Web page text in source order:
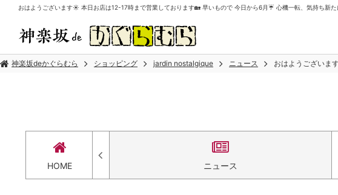
おはようございます☀️ 本日お店は12-17時まで営業しております🏡 早いもので 今日から6月☔️ 心機一転、気持ち新
神楽坂deかぐらむら ショッピング jardin nostalgique ニュース おはようございま
HOME ニュース